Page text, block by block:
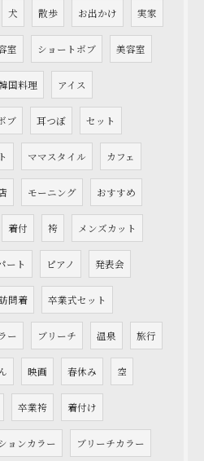
犬 散歩 お出かけ 実家
室 ショートボブ 美容室
国料理 アイス
ブ 耳つぼ セット
ママスタイル カフェ
モーニング おすすめ
着付 袴 メンズカット
ート ピアノ 発表会
問着 卒業式セット
ー ブリーチ 温泉 旅行
映画 春休み 空
卒業袴 着付け
ョンカラー ブリーチカラー